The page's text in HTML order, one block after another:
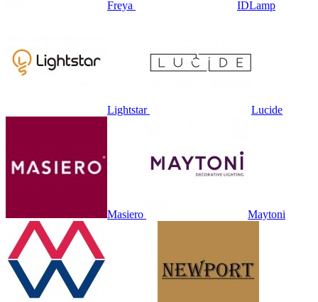
Freya IDLamp
Lightstar Lucide
Masiero Maytoni